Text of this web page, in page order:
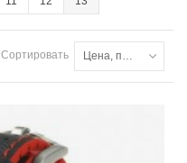
Сортировать Цена, по возрастанию